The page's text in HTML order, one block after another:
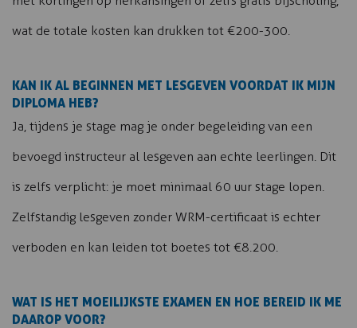
wat de totale kosten kan drukken tot €200-300.
KAN IK AL BEGINNEN MET LESGEVEN VOORDAT IK MIJN
DIPLOMA HEB?
Ja, tijdens je stage mag je onder begeleiding van een
bevoegd instructeur al lesgeven aan echte leerlingen. Dit
is zelfs verplicht: je moet minimaal 60 uur stage lopen.
Zelfstandig lesgeven zonder WRM-certificaat is echter
verboden en kan leiden tot boetes tot €8.200.
WAT IS HET MOEILIJKSTE EXAMEN EN HOE BEREID IK ME
DAAROP VOOR?